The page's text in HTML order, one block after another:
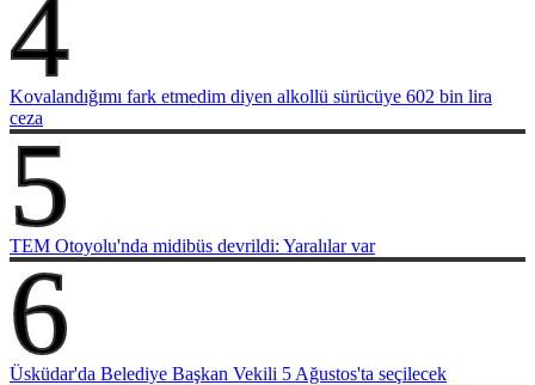
4
Kovalandığımı fark etmedim diyen alkollü sürücüye 602 bin lira
ceza
5
TEM Otoyolu'nda midibüs devrildi: Yaralılar var
6
Üsküdar'da Belediye Başkan Vekili 5 Ağustos'ta seçilecek